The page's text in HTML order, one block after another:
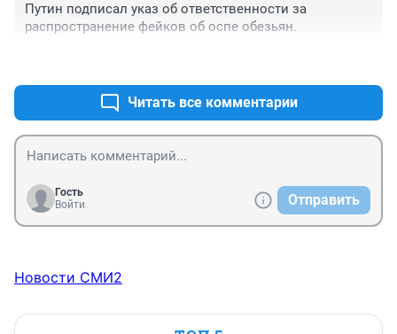
Путин подписал указ об ответственности за
распространение фейков об оспе обезьян.
Читать все комментарии
Гость
Войти
Отправить
Новости СМИ2